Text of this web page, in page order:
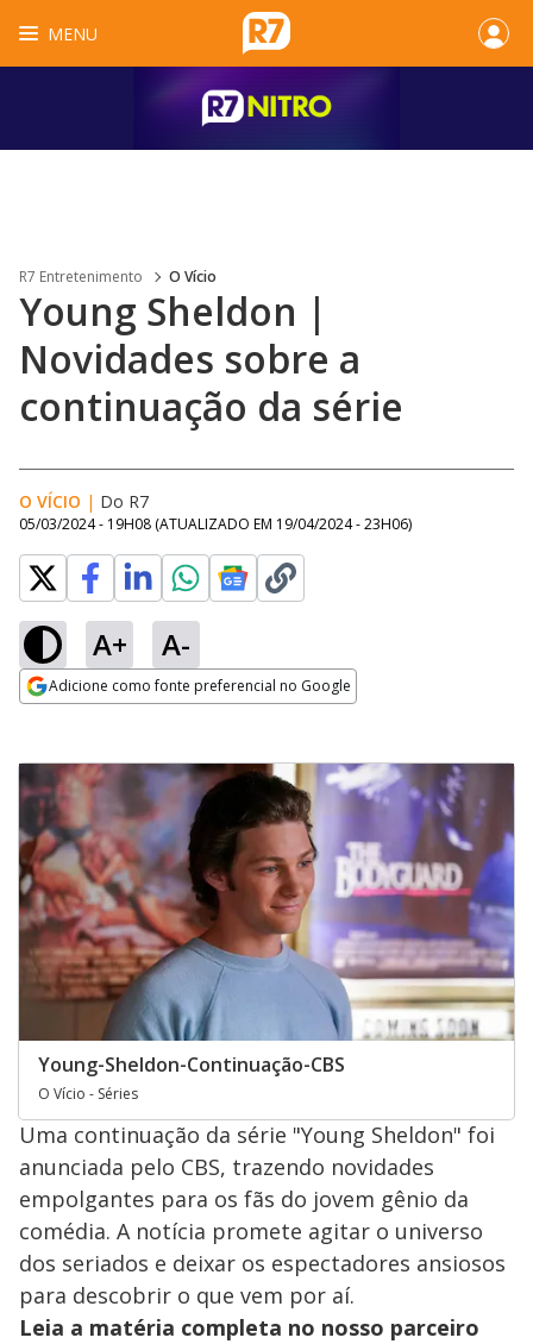
MENU
R7 Entretenimento O Vício
Young Sheldon |
Novidades sobre a
continuação da série
O VÍCIO | Do R7
05/03/2024 - 19H08 (ATUALIZADO EM 19/04/2024 - 23H06)
A+ A-
Adicione como fonte preferencial no Google
Young-Sheldon-Continuação-CBS
O Vício - Séries
Uma continuação da série "Young Sheldon" foi
anunciada pelo CBS, trazendo novidades
empolgantes para os fãs do jovem gênio da
comédia. A notícia promete agitar o universo
dos seriados e deixar os espectadores ansiosos
para descobrir o que vem por aí.
Leia a matéria completa no nosso parceiro